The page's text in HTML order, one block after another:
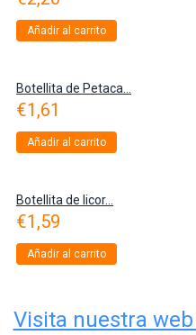
Añadir al carrito
Botellita de Petaca...
€1,61
Añadir al carrito
Botellita de licor...
€1,59
Añadir al carrito
Visita nuestra